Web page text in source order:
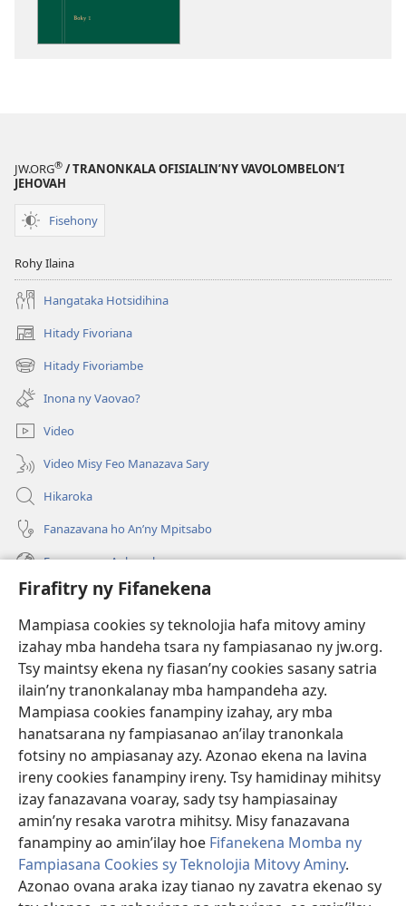
Firafitry ny Fifanekena
Mampiasa cookies sy teknolojia hafa mitovy aminy
izahay mba handeha tsara ny fampiasanao ny jw.org.
Tsy maintsy ekena ny fiasan’ny cookies sasany satria
ilain’ny tranonkalanay mba hampandeha azy.
Mampiasa cookies fanampiny izahay, ary mba
hanatsarana ny fampiasanao an’ilay tranonkala
fotsiny no ampiasanay azy. Azonao ekena na lavina
ireny cookies fanampiny ireny. Tsy hamidinay mihitsy
izay fanazavana voaray, sady tsy hampiasainay
amin’ny resaka varotra mihitsy. Misy fanazavana
fanampiny ao amin’ilay hoe Fifanekena Momba ny
Fampiasana Cookies sy Teknolojia Mitovy Aminy.
Azonao ovana araka izay tianao ny zavatra ekenao sy
JW.ORG® / TRANONKALA OFISIALIN’NY VAVOLOMBELON’I
JEHOVAH
Fisehony
Rohy Ilaina
Hangataka Hotsidihina
Hitady Fivoriana
(manokatra
rohy) Hitady Fivoriambe
(manokatra
rohy) Inona ny Vaovao?
Video
Video Misy Feo Manazava Sary
Hikaroka
Fanazavana ho An’ny Mpitsabo
Fanazavana Ankapobeny
Fanampiana
Fanomezana
(manokatra
rohy)
FITEHIRIZAM-BOKIN’NY Vavolombelon’i Jehovah
(manokatra
rohy)
JW Hub
(manokatra
rohy)
JW Library
Watchtower Library ®